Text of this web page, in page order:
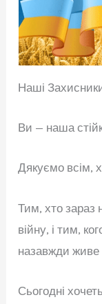
Наші
Ви — наша
Дякуємо всім,
Тим, хто зараз
війну, і тим,
назавжди живе
Сьогодні